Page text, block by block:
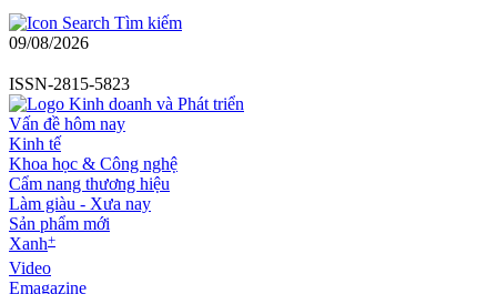
Tìm kiếm
09/08/2026
ISSN-2815-5823
Vấn đề hôm nay
Kinh tế
Khoa học & Công nghệ
Cẩm nang thương hiệu
Làm giàu - Xưa nay
Sản phẩm mới
Xanh+
Video
Emagazine